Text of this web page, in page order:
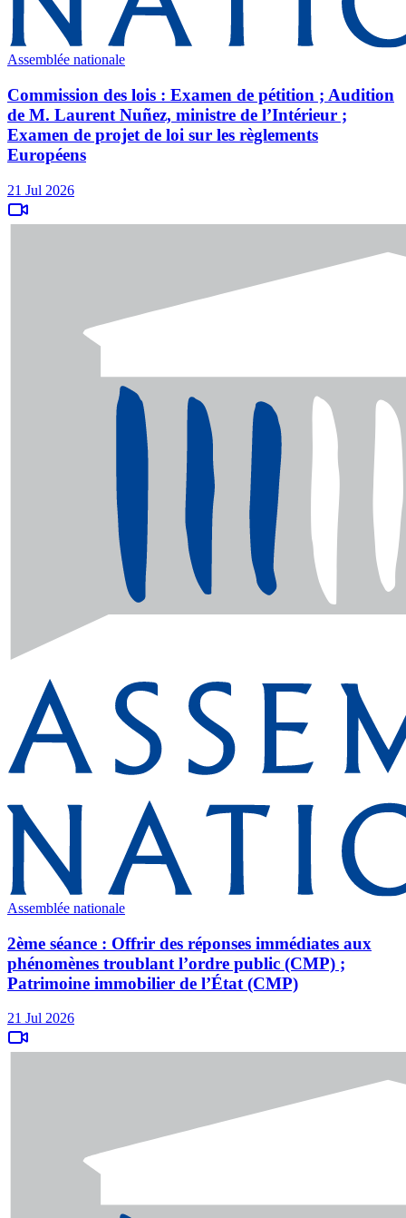
Assemblée nationale
Commission des lois : Examen de pétition ; Audition
de M. Laurent Nuñez, ministre de l’Intérieur ;
Examen de projet de loi sur les règlements
Européens
21 Jul 2026
Assemblée nationale
2ème séance : Offrir des réponses immédiates aux
phénomènes troublant l’ordre public (CMP) ;
Patrimoine immobilier de l’État (CMP)
21 Jul 2026